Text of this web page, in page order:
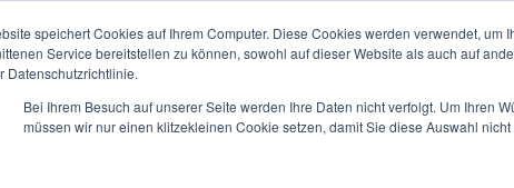
speichert Cookies auf Ihrem Computer. Diese Cookies werden verwendet,
Service bereitstellen zu können, sowohl auf dieser Website als auch auf
Datenschutzrichtlinie.
Bei Ihrem Besuch auf unserer Seite werden Ihre Daten nicht verfolgt. Um Ihren
müssen wir nur einen klitzekleinen Cookie setzen, damit Sie diese Auswahl